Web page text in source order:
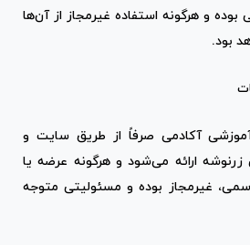
بوده و هرگونه استفاده غیرمجاز از آن‌ها
بود.
آکادمی صرفاً از طریق سایت و
ارائه می‌شود و هرگونه عرضه یا
غیرمجاز بوده و مسئولیتی متوجه